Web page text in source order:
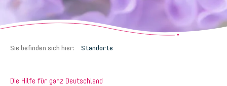
Sie befinden sich hier: Standorte
Die Hilfe für ganz Deutschland